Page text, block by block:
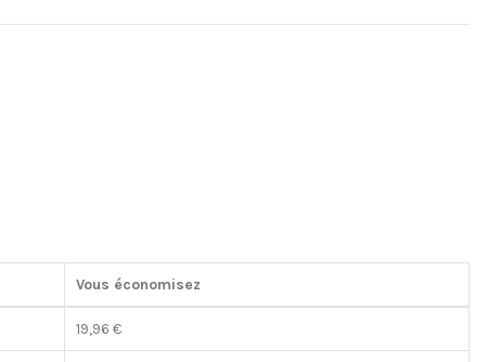
Vous économisez
19,96 €